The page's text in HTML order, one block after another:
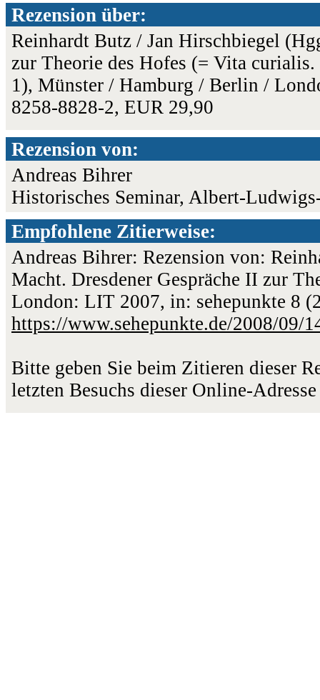
Rezension über:
Reinhardt Butz / Jan Hirschbiegel
zur Theorie des Hofes (= Vita
1), Münster / Hamburg / Berlin /
8258-8828-2, EUR 29,90
Rezension von:
Andreas Bihrer
Historisches Seminar, Albert-
Empfohlene Zitierweise:
Andreas Bihrer: Rezension von:
Macht. Dresdener Gespräche II zur
London: LIT 2007, in: sehepunkte 8
https://www.sehepunkte.de/2008/09/
Bitte geben Sie beim Zitieren dieser
letzten Besuchs dieser Online-Adresse